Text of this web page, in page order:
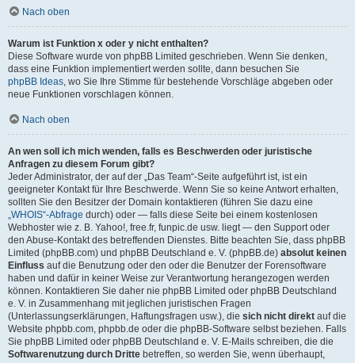
Nach oben
Warum ist Funktion x oder y nicht enthalten?
Diese Software wurde von phpBB Limited geschrieben. Wenn Sie denken,
dass eine Funktion implementiert werden sollte, dann besuchen Sie
phpBB Ideas, wo Sie Ihre Stimme für bestehende Vorschläge abgeben oder
neue Funktionen vorschlagen können.
Nach oben
An wen soll ich mich wenden, falls es Beschwerden oder juristische
Anfragen zu diesem Forum gibt?
Jeder Administrator, der auf der „Das Team“-Seite aufgeführt ist, ist ein
geeigneter Kontakt für Ihre Beschwerde. Wenn Sie so keine Antwort erhalten,
sollten Sie den Besitzer der Domain kontaktieren (führen Sie dazu eine
„WHOIS“-Abfrage durch) oder — falls diese Seite bei einem kostenlosen
Webhoster wie z. B. Yahoo!, free.fr, funpic.de usw. liegt — den Support oder
den Abuse-Kontakt des betreffenden Dienstes. Bitte beachten Sie, dass phpBB
Limited (phpBB.com) und phpBB Deutschland e. V. (phpBB.de) absolut keinen
Einfluss auf die Benutzung oder den oder die Benutzer der Forensoftware
haben und dafür in keiner Weise zur Verantwortung herangezogen werden
können. Kontaktieren Sie daher nie phpBB Limited oder phpBB Deutschland
e. V. in Zusammenhang mit jeglichen juristischen Fragen
(Unterlassungserklärungen, Haftungsfragen usw.), die sich nicht direkt auf die
Website phpbb.com, phpbb.de oder die phpBB-Software selbst beziehen. Falls
Sie phpBB Limited oder phpBB Deutschland e. V. E-Mails schreiben, die die
Softwarenutzung durch Dritte betreffen, so werden Sie, wenn überhaupt,